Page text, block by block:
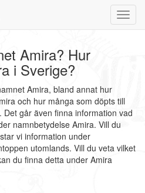
Amira? Hur
i Sverige?
Amira, bland annat hur
och hur många som döpts till
går även finna information vad
namnbetydelse Amira. Vill du
vi information under
utomlands. Vill du veta vilket
du finna detta under Amira